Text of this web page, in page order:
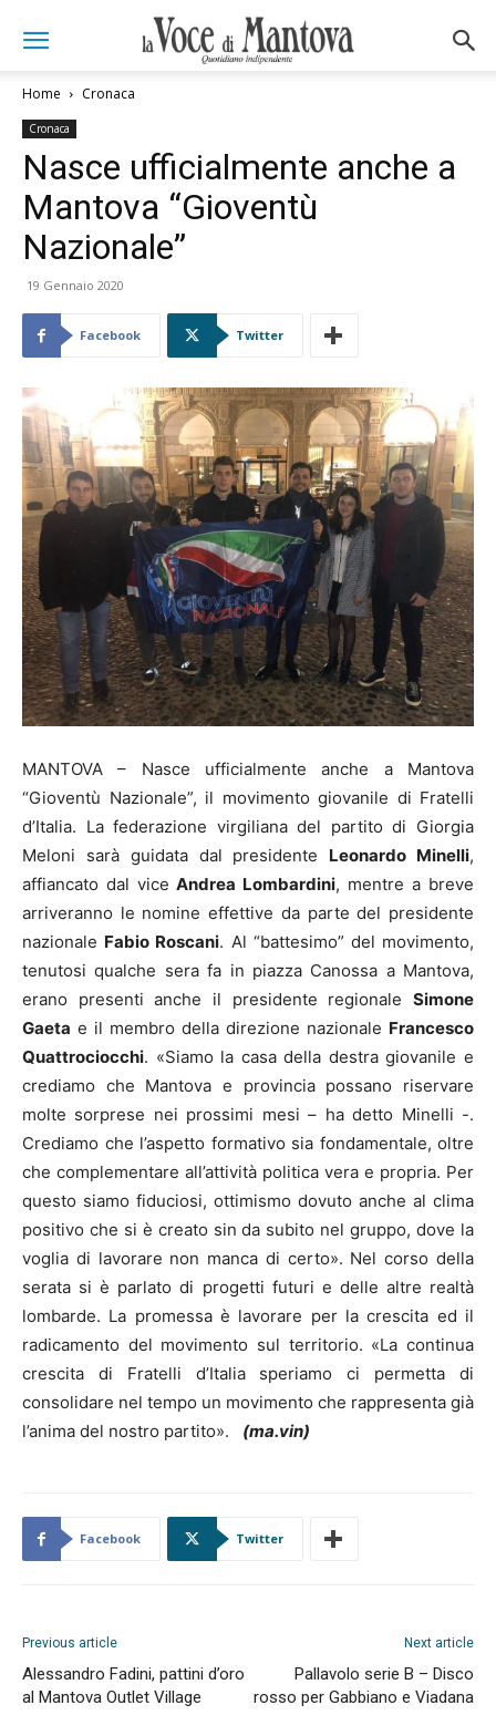
Home Cronaca
Cronaca
Nasce ufficialmente anche a
Mantova “Gioventù
Nazionale”
19 Gennaio 2020
Facebook Twitter
MANTOVA – Nasce ufficialmente anche a Mantova
“Gioventù Nazionale”, il movimento giovanile di Fratelli
d’Italia. La federazione virgiliana del partito di Giorgia
Meloni sarà guidata dal presidente Leonardo Minelli,
affiancato dal vice Andrea Lombardini, mentre a breve
arriveranno le nomine effettive da parte del presidente
nazionale Fabio Roscani. Al “battesimo” del movimento,
tenutosi qualche sera fa in piazza Canossa a Mantova,
erano presenti anche il presidente regionale Simone
Gaeta e il membro della direzione nazionale Francesco
Quattrociocchi. «Siamo la casa della destra giovanile e
crediamo che Mantova e provincia possano riservare
molte sorprese nei prossimi mesi – ha detto Minelli -.
Crediamo che l’aspetto formativo sia fondamentale, oltre
che complementare all’attività politica vera e propria. Per
questo siamo fiduciosi, ottimismo dovuto anche al clima
positivo che si è creato sin da subito nel gruppo, dove la
voglia di lavorare non manca di certo». Nel corso della
serata si è parlato di progetti futuri e delle altre realtà
lombarde. La promessa è lavorare per la crescita ed il
radicamento del movimento sul territorio. «La continua
crescita di Fratelli d’Italia speriamo ci permetta di
consolidare nel tempo un movimento che rappresenta già
l’anima del nostro partito». (ma.vin)
Facebook Twitter
Previous article
Alessandro Fadini, pattini d’oro
al Mantova Outlet Village
Next article
Pallavolo serie B – Disco
rosso per Gabbiano e Viadana